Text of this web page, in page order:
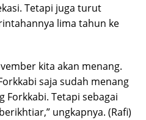
Tetapi juga turut
lima tahun ke
kita akan menang.
saja sudah menang
Forkkabi. Tetapi sebagai
ungkapnya. (Rafi)